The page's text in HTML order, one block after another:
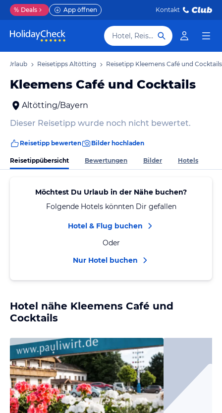
% Deals App öffnen Kontakt
Hotel, Reiseziel
Urlaub Reisetipps Altötting Reisetipp Kleemens Café und Cocktails
Kleemens Café und Cocktails
Altötting/Bayern
Dieser Reisetipp wurde noch nicht bewertet.
Reisetipp bewerten Bilder hochladen
Reisetippübersicht Bewertungen Bilder Hotels
Möchtest Du Urlaub in der Nähe buchen?
Folgende Hotels könnten Dir gefallen
Hotel & Flug buchen
Oder
Nur Hotel buchen
Hotel nähe Kleemens Café und
Cocktails